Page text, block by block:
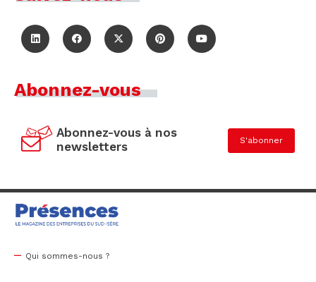
Abonnez-vous
Abonnez-vous à nos
newsletters
S'abonner
Qui sommes-nous ?